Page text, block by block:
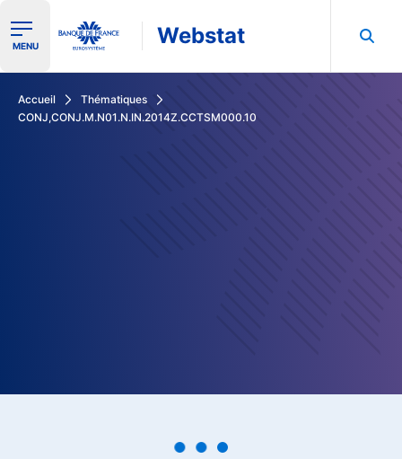
Ouvrir le menu de navigation
MENU Webstat
Accueil
Thématiques
CONJ,CONJ.M.N01.N.IN.2014Z.CCTSM000.10